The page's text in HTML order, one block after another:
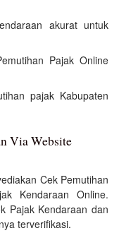
akurat untuk
Pajak Online
pajak Kabupaten
Via Website
Cek Pemutihan
Kendaraan Online.
Pajak Kendaraan dan
terverifikasi.